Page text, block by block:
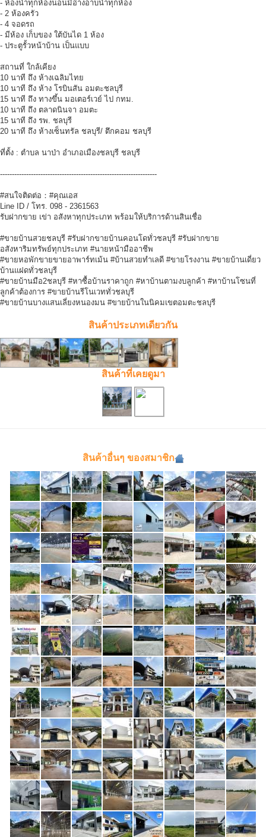
- ห้องน้ำทุกห้องนอนมีอ่างอาบน้ำทุกห้อง
- 2 ห้องครัว
- 4 จอดรถ
- มีห้อง เก็บของ ใต้บันได 1 ห้อง
- ประตูรั้วหน้าบ้าน เป็นแบบ
สถานที่ ใกล้เคียง
10 นาที ถึง ห้างเฉลิมไทย
10 นาที ถึง ห้าง โรบินสัน อมตะชลบุรี
15 นาที ถึง ทางขึ้น มอเตอร์เวย์ ไป กทม.
10 นาที ถึง ตลาดนินจา อมตะ
15 นาที ถึง รพ. ชลบุรี
20 นาที ถึง ห้างเซ็นทรัล ชลบุรี/ ตึกคอม ชลบุรี
ที่ตั้ง : ตำบล นาป่า อำเภอเมืองชลบุรี ชลบุรี
------------------------------------------------------------------
#สนใจติดต่อ：#คุณเอส
Line ID / โทร. 098 - 2361563
รับฝากขาย เข่า อสังหาทุกประเภท พร้อมให้บริการด้านสินเชื่อ
#ขายบ้านสวยชลบุรี #รับฝากขายบ้านคอนโดทั่วชลบุรี #รับฝากขาย
อสังหาริมทรัพย์ทุกประเภท #นายหน้ามืออาชีพ
#ขายหอพักขายขายอาพาร์ทเม้น #บ้านสวยทำเลดี #ขายโรงงาน #ขายบ้านเดี่ยว
บ้านแฝดทั่วชลบุรี
#ขายบ้านมือ2ชลบุรี #หาซื้อบ้านราคาถูก #หาบ้านตามงบลูกค้า #หาบ้านโซนที่
ลูกค้าต้องการ #ขายบ้านรีโนเวททั่วชลบุรี
#ขายบ้านบางแสนเลี่ยงหนองมน #ขายบ้านในนิคมเขตอมตะชลบุรี
สินค้าประเภทเดียวกัน
สินค้าที่เคยดูมา
สินค้าอื่นๆ ของสมาชิก